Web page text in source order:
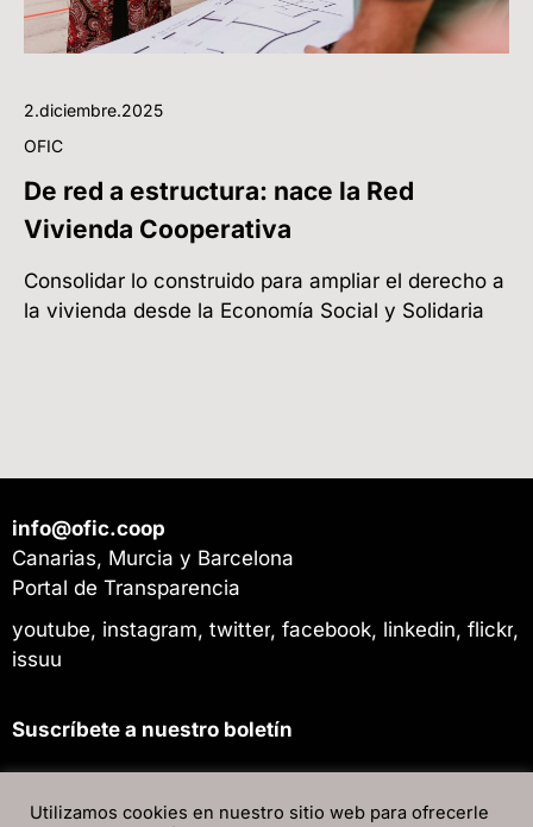
2.diciembre.2025
OFIC
De red a estructura: nace la Red
Vivienda Cooperativa
Consolidar lo construido para ampliar el derecho a
la vivienda desde la Economía Social y Solidaria
info@ofic.coop
Canarias, Murcia y Barcelona
Portal de Transparencia
youtube, instagram, twitter, facebook, linkedin, flickr,
issuu
Suscríbete a nuestro boletín
Utilizamos cookies en nuestro sitio web para ofrecerle